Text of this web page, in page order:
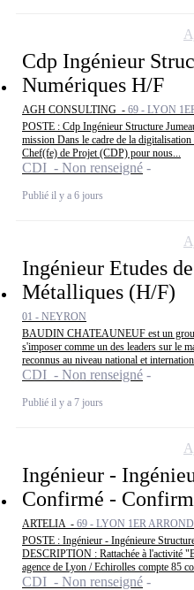
Cdp Ingénieur
Numériques H/F
AGH CONSULTING - 69 - LYON
POSTE : Cdp Ingénieur Structure
mission Dans le cadre de la
Chef(fe) de Projet (CDP) pour nous...
CDI - Non renseigné
Publié il y a 6 jours
Ingénieur Etudes
Métalliques (H/F)
01 - NEYRON
BAUDIN CHATEAUNEUF est un
s'imposer comme un des leaders sur le
reconnus au niveau national et
CDI - Non renseigné
Publié il y a 7 jours
Ingénieur -
Confirmé -
ARTELIA - 69 - LYON 1ER
POSTE : Ingénieur - Ingénieure
DESCRIPTION : Rattachée à l'activité
agence de Lyon / Echirolles compte 85
CDI - Non renseigné